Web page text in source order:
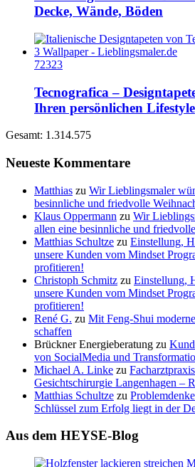
Decke, Wände, Böden
72323
Tecnografica –
Ihren persönlichen Lifestyle
Gesamt: 1.314.575
Neueste Kommentare
Matthias zu Wir Lieblingsmaler
besinnliche und friedvolle
Klaus Oppermann zu Wir
allen eine besinnliche und
Matthias Schultze zu Einstellung,
unsere Kunden vom Mindset
profitieren!
Christoph Schmitz zu Einstellung,
unsere Kunden vom Mindset
profitieren!
René G. zu Mit Feng-Shui
schaffen
Brückner Energieberatung zu
von SocialMedia und
Michael A. Linke zu
Gesichtschirurgie Langenhagen –
Matthias Schultze zu
Schlüssel zum Erfolg liegt in der
Aus dem HEYSE-Blog